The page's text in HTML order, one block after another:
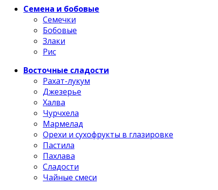
Семена и бобовые
Семечки
Бобовые
Злаки
Рис
Восточные сладости
Рахат-лукум
Джезерье
Халва
Чурчхела
Мармелад
Орехи и сухофрукты в глазировке
Пастила
Пахлава
Сладости
Чайные смеси